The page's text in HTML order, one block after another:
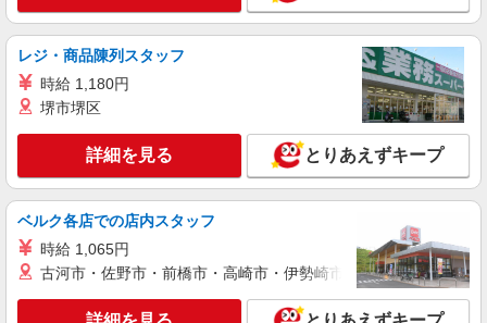
キープ 詳細を見る
派遣社員
株式会社kotrio /●SZ-H-2068179
毎日通うのが楽しみになる＊ホテルのような美
しいサ高住のSTAFF
時給1500円〜2125円 ＜日払い有/週払い有/交
通費全支給(ガソリン代含む)＞
豊川市内
キープ 詳細を見る
レジ・商品陳列スタッフ
時給 1,180円
堺市堺区
詳細を見る とりあえずキープ
ベルク各店での店内スタッフ
時給 1,065円
古河市・佐野市・前橋市・高崎市・伊勢崎市・太田市・館林市